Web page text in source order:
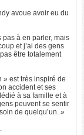
avoue avoir eu du
pas à en parler, mais
et j’ai des gens
être totalement
» est très inspiré de
accident et ses
à sa famille et à
peuvent se sentir
de quelqu’un. »